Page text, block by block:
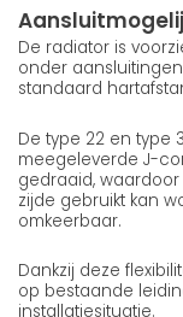
De radiator is
onder
standaard
De type 22 en type
meegeleverde J-
gedraaid,
zijde gebruikt kan
omkeerbaar.
Dankzij deze
op bestaande
installatiesituatie.